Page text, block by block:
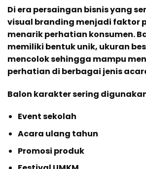
Di era persaingan bisnis yang
visual branding menjadi faktor
menarik perhatian konsumen.
memiliki bentuk unik, ukuran
mencolok sehingga mampu
perhatian di berbagai jenis
Balon karakter sering
Event sekolah
Acara ulang tahun
Promosi produk